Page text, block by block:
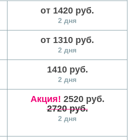
от 1420 руб.
2 дня
от 1310 руб.
2 дня
1410 руб.
2 дня
Акция! 2520 руб.
2720 руб.
2 дня